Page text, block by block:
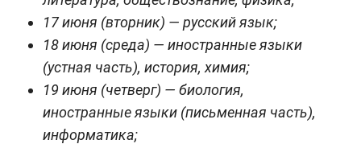
17 июня (вторник) — русский язык;
18 июня (среда) — иностранные языки
(устная часть), история, химия;
19 июня (четверг) — биология,
иностранные языки (письменная часть),
информатика;